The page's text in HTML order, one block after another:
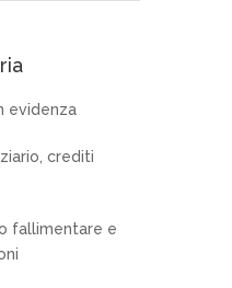
evidenza
crediti
fallimentare e